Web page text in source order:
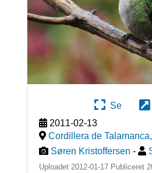
Se
2011-02-13
Cordillera de Talamanca,
Søren Kristoffersen -
Uploadet 2012-01-17 Publiceret